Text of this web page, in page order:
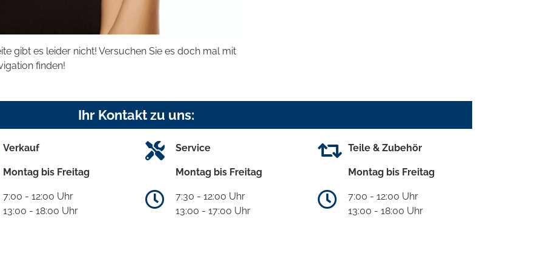
gibt es leider nicht! Versuchen Sie es doch mal mit
finden!
Ihr Kontakt zu uns:
Verkauf
Montag bis Freitag
7:00 - 12:00 Uhr
13:00 - 18:00 Uhr
Service
Montag bis Freitag
7:30 - 12:00 Uhr
13:00 - 17:00 Uhr
Teile & Zubehör
Montag bis Freitag
7:00 - 12:00 Uhr
13:00 - 18:00 Uhr